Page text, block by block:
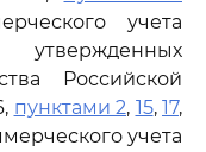
учета
Российской
пунктами 2, 15, 17,
учета